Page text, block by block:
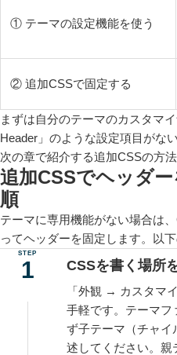
① テーマの設定機能を使う
② 追加CSSで固定する
まずは自分のテーマのカスタマ
Header」のような設定項目がな
次の章で紹介する追加CSSの方
追加CSSでヘッダ
順
テーマに専用機能がない場合は
ってヘッダーを固定します。以
CSSを書く場所
「外観 → カスタマ
手軽です。テーマフ
ず子テーマ（チャイ
述してください。親